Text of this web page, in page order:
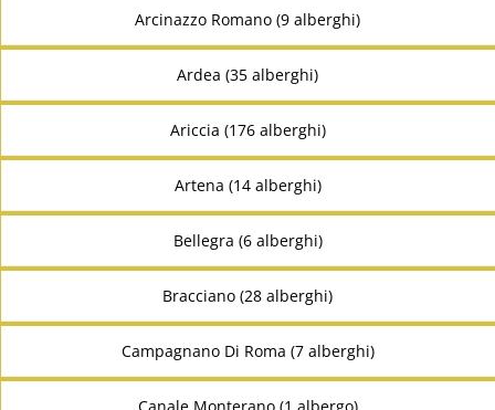
Arcinazzo Romano (9 alberghi)
Ardea (35 alberghi)
Ariccia (176 alberghi)
Artena (14 alberghi)
Bellegra (6 alberghi)
Bracciano (28 alberghi)
Campagnano Di Roma (7 alberghi)
Canale Monterano (1 albergo)